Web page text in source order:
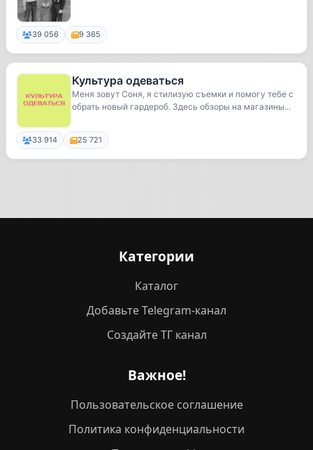
39 056 9 365
Культура одеваться
Меня зовут Соня, я стилизую съемки и помогу тебе с
обрать новый гардероб. Здесь обзоры на магазины...
33 914 25 721
Категории
Каталог
Добавьте Telegram-канал
Создайте ТГ канал
Важное!
Пользовательское соглашение
Политика конфиденциальности